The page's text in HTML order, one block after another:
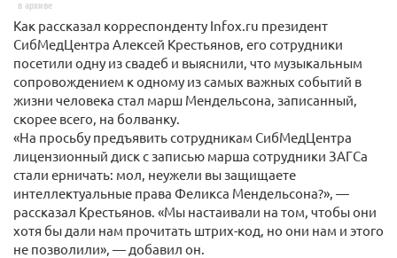
в архиве
Как рассказал корреспонденту Infox.ru президент
СибМедЦентра Алексей Крестьянов, его сотрудники
посетили одну из свадеб и выяснили, что музыкальным
сопровождением к одному из самых важных событий в
жизни человека стал марш Мендельсона, записанный,
скорее всего, на болванку.
«На просьбу предъявить сотрудникам СибМедЦентра
лицензионный диск с записью марша сотрудники ЗАГСа
стали ерничать: мол, неужели вы защищаете
интеллектуальные права Феликса Мендельсона?», —
рассказал Крестьянов. «Мы настаивали на том, чтобы они
хотя бы дали нам прочитать штрих-код, но они нам и этого
не позволили», — добавил он.